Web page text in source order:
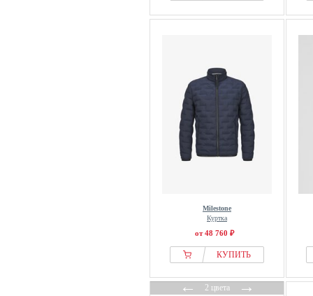
Milestone
Куртка
от 48 760 ₽
КУПИТЬ
←2 цвета→